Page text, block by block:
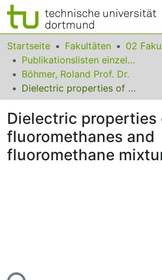
Bereiche & Sammlungen
Das gesamte Repositorium
Statistiken
FAQ
Leitlinien
Zurück zur Startseite
Startseite Fakultäten
02
Publikationslisten einzelner Fakultätsangehöriger
Böhmer, Roland Prof. Dr.
Dielectric properties of fluoromethanes and fluoromethane mixtures
Dielectric properties
fluoromethanes and
fluoromethane